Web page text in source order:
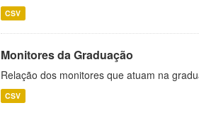
CSV
Monitores da Graduação
Relação dos monitores que atuam na
CSV